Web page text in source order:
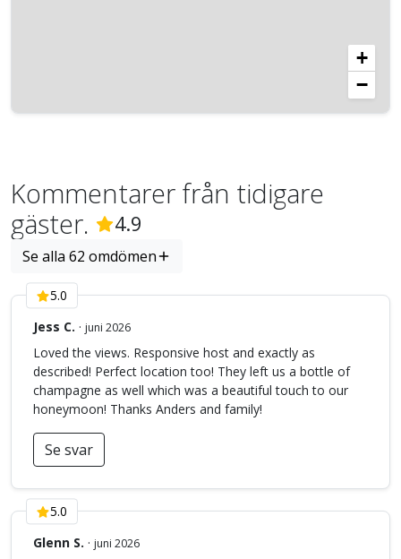
+
−
Kommentarer från tidigare
gäster.
4.9(
Se alla 62 omdömen
5.0
Jess C. · juni 2026
Loved the views. Responsive host and exactly as
described! Perfect location too! They left us a bottle of
champagne as well which was a beautiful touch to our
honeymoon! Thanks Anders and family!
Se svar
5.0
Glenn S. · juni 2026